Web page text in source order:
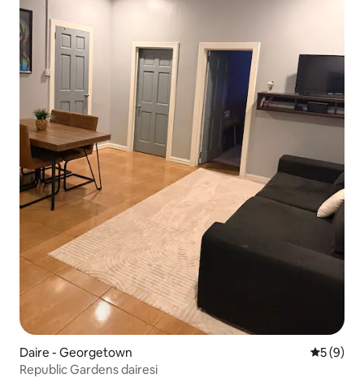
Daire - Georgetown 55 (9)
Republic Gardens dairesi